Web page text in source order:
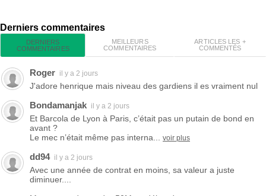
Derniers commentaires
DERNIERS
COMMENTAIRES
MEILLEURS
COMMENTAIRES
ARTICLES LES +
COMMENTÉS
Roger il y a 2 jours
J'adore henrique mais niveau des gardiens il es vraiment nul
Bondamanjak il y a 2 jours
Et Barcola de Lyon à Paris, c’était pas un putain de bond en
avant ?
Le mec n’était même pas interna...
voir plus
dd94 il y a 2 jours
Avec une année de contrat en moins, sa valeur a juste
diminuer....